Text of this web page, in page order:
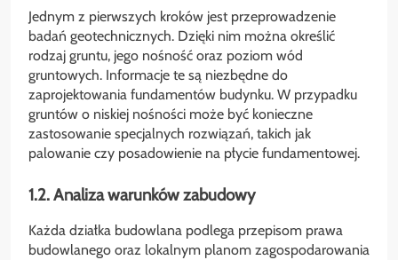
Jednym z pierwszych kroków jest przeprowadzenie
badań geotechnicznych. Dzięki nim można określić
rodzaj gruntu, jego nośność oraz poziom wód
gruntowych. Informacje te są niezbędne do
zaprojektowania fundamentów budynku. W przypadku
gruntów o niskiej nośności może być konieczne
zastosowanie specjalnych rozwiązań, takich jak
palowanie czy posadowienie na płycie fundamentowej.
1.2. Analiza warunków zabudowy
Każda działka budowlana podlega przepisom prawa
budowlanego oraz lokalnym planom zagospodarowania